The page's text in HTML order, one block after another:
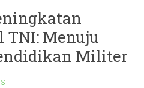
TNI: Menuju
Militer